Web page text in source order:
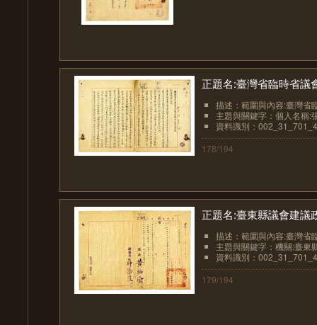
正題名:臺灣省臨時省議
描述：範圍與內容:臺灣省
主題與關鍵字：個人名稱:
資料識別：
178/194
正題名:臺東縣議會建議
描述：範圍與內容:臺灣省
主題與關鍵字：機關:臺東
資料識別：
179/194